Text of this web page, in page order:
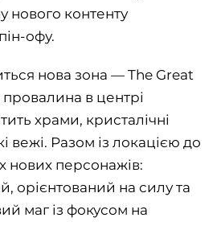
нового контенту
офу.
нова зона — The Great
в центрі
храми, кристалічні
вежі. Разом із локацією до
нових персонажів:
орієнтований на силу та
маг із фокусом на